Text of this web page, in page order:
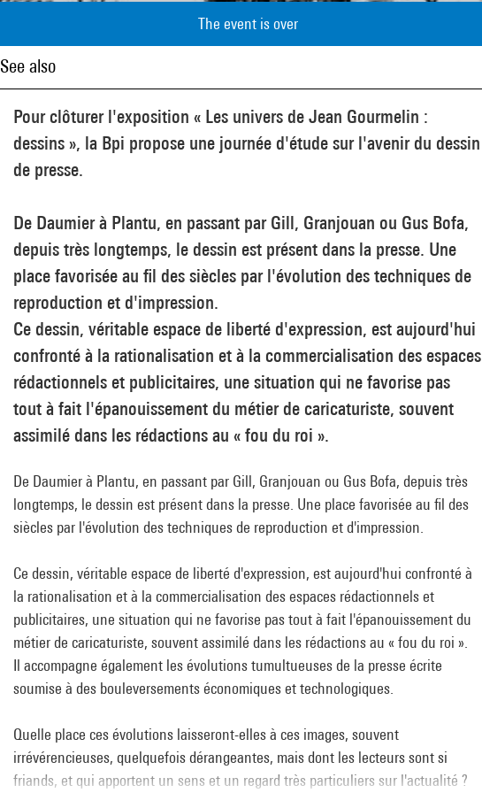
The event is over
See also
Pour clôturer l'exposition « Les univers de Jean Gourmelin :
dessins », la Bpi propose une journée d'étude sur l'avenir du dessin
de presse.
De Daumier à Plantu, en passant par Gill, Granjouan ou Gus Bofa,
depuis très longtemps, le dessin est présent dans la presse. Une
place favorisée au fil des siècles par l'évolution des techniques de
reproduction et d'impression.
Ce dessin, véritable espace de liberté d'expression, est aujourd'hui
confronté à la rationalisation et à la commercialisation des espaces
rédactionnels et publicitaires, une situation qui ne favorise pas
tout à fait l'épanouissement du métier de caricaturiste, souvent
assimilé dans les rédactions au « fou du roi ».
De Daumier à Plantu, en passant par Gill, Granjouan ou Gus Bofa, depuis très
longtemps, le dessin est présent dans la presse. Une place favorisée au fil des
siècles par l'évolution des techniques de reproduction et d'impression.
Ce dessin, véritable espace de liberté d'expression, est aujourd'hui confronté à
la rationalisation et à la commercialisation des espaces rédactionnels et
publicitaires, une situation qui ne favorise pas tout à fait l'épanouissement du
métier de caricaturiste, souvent assimilé dans les rédactions au « fou du roi ».
Il accompagne également les évolutions tumultueuses de la presse écrite
soumise à des bouleversements économiques et technologiques.
Quelle place ces évolutions laisseront-elles à ces images, souvent
irrévérencieuses, quelquefois dérangeantes, mais dont les lecteurs sont si
friands, et qui apportent un sens et un regard très particuliers sur l'actualité ?